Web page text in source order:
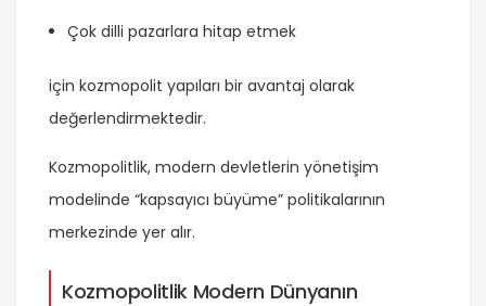
Çok dilli pazarlara hitap etmek
için kozmopolit yapıları bir avantaj olarak
değerlendirmektedir.
Kozmopolitlik, modern devletlerin yönetişim
modelinde “kapsayıcı büyüme” politikalarının
merkezinde yer alır.
Kozmopolitlik Modern Dünyanın